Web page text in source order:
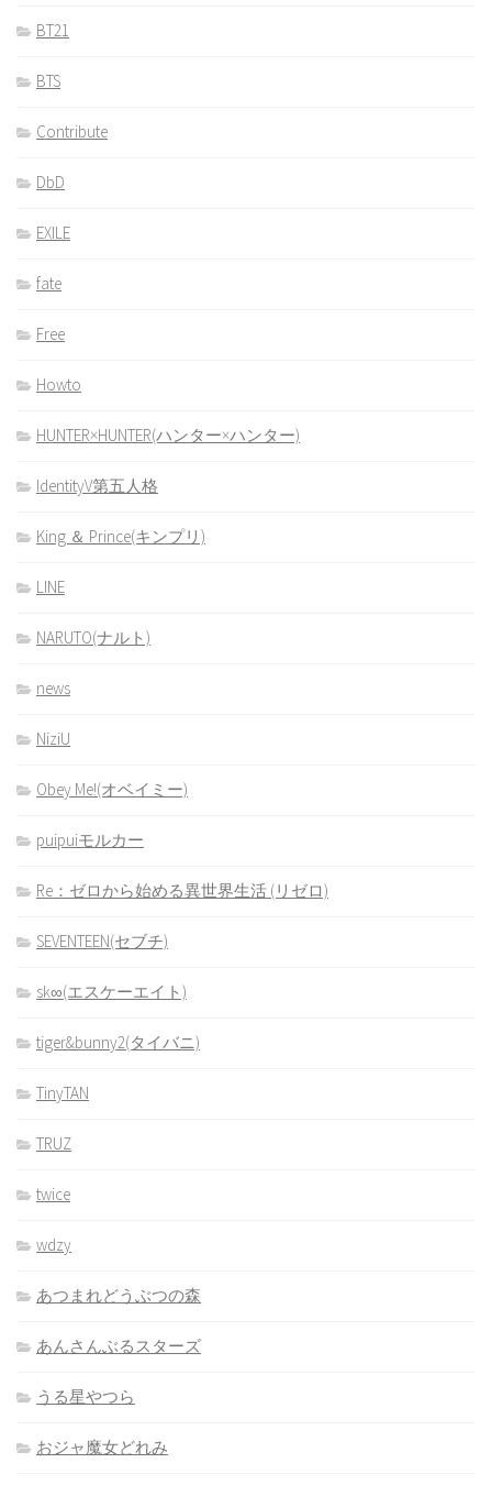
BT21
BTS
Contribute
DbD
EXILE
fate
Free
Howto
HUNTER×HUNTER(ハンター×ハンター)
IdentityV第五人格
King ＆ Prince(キンプリ)
LINE
NARUTO(ナルト)
news
NiziU
Obey Me!(オベイミー)
puipuiモルカー
Re：ゼロから始める異世界生活 (リゼロ)
SEVENTEEN(セブチ)
sk∞(エスケーエイト)
tiger&bunny2(タイバニ)
TinyTAN
TRUZ
twice
wdzy
あつまれどうぶつの森
あんさんぶるスターズ
うる星やつら
おジャ魔女どれみ